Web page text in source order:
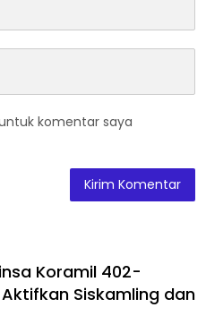
komentar saya
Koramil 402-
Siskamling dan